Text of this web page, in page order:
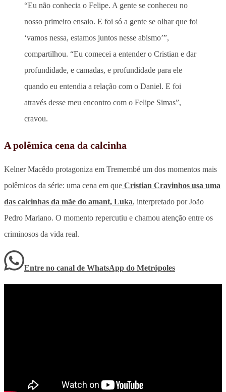
“Eu não conhecia o Felipe. A gente se conheceu no
nosso primeiro ensaio. E foi só a gente se olhar que foi
‘vamos nessa, estamos juntos nesse abismo’”,
compartilhou. “Eu comecei a entender o Cristian e dar
profundidade, e camadas, e profundidade para ele
quando eu entendia a relação com o Daniel. E foi
através desse meu encontro com o Felipe Simas”,
cravou.
A polêmica cena da calcinha
Kelner Macêdo protagoniza em Tremembé um dos momentos mais
polêmicos da série: uma cena em que Cristian Cravinhos usa uma
das calcinhas da mãe do amant, Luka, interpretado por João
Pedro Mariano. O momento repercutiu e chamou atenção entre os
criminosos da vida real.
Entre no canal de WhatsApp do Metrópoles